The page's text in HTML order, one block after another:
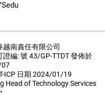
南責任有限公司
編: 號 43/GP-TTDT 發佈於
ICP 日期 2024/01/19
Head of Technology Services